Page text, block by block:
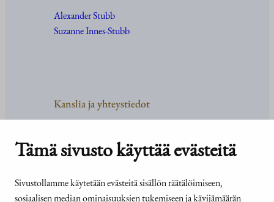
Tämä sivusto käyttää evästeitä
Sivustollamme käytetään evästeitä sisällön räätälöimiseen,
sosiaalisen median ominaisuuksien tukemiseen ja kävijämäärän
Alexander Stubb
Suzanne Innes-Stubb
Kanslia ja yhteystiedot
Tehtävät ja organisaatio
Medialle